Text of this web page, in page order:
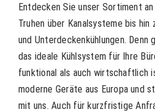
Entdecken Sie unser Sortiment
Truhen über Kanalsysteme bis
und Unterdeckenkühlungen. Denn
das ideale Kühlsystem für Ihre
funktional als auch wirtschaftlich
moderne Geräte aus Europa und
mit uns. Auch für kurzfristige